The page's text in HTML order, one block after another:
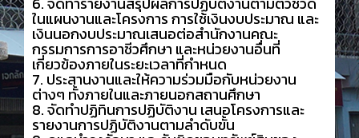
ในแผนงานและโครงการ การใช้เงินงบประมาณ และ
เงินนอกงบประมาณเสนอต่อสำนักงานคณะ
กรรมการการอาชีวศึกษา และหน่วยงานอื่นที่
เกี่ยวข้องภายในระยะเวลาที่กำหนด
7. ประสานงานและให้ความร่วมมือกับหน่วยงาน
ต่างๆ ทั้งภายในและภายนอกสถานศึกษา
8. จัดทำปฏิทินการปฏิบัติงาน เสนอโครงการและ
รายงานการปฏิบัติงานตามลำดับขั้น